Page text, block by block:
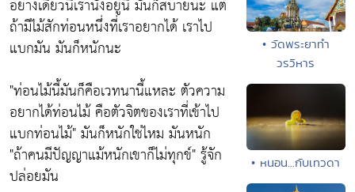
อย่างเดี๋ยวนี้เรานั่งอยู่นี่ มันก็สบายนะ แต่
ถ้ามีไม้สักท่อนหนึ่งที่เราอยากได้ เราไป
แบกมัน มันก็หนักนะ
"ท่อนไม้นี้มันก็คือเวทนานี้แหละ ตัวความ
อยากได้ท่อนไม้ คือตัวจิตของเราที่เข้าไป
แบกท่อนไม้"มันก็หนักใช่ไหม มันหนัก
"ถ้าคนมีปัญญาแม้หนักเขาก็ไม่ทุกข์"รู้จัก
ปล่อยมัน
• วัดพระยาทำ
วรวิหาร
• หนอน...กับเทวดา